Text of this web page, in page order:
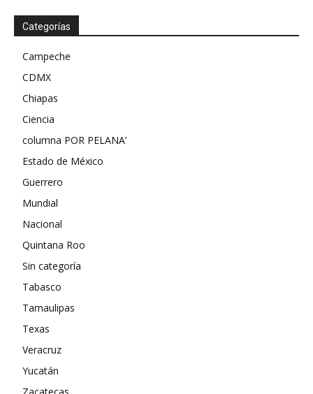
Categorías
Campeche
CDMX
Chiapas
Ciencia
columna POR PELANA’
Estado de México
Guerrero
Mundial
Nacional
Quintana Roo
Sin categoría
Tabasco
Tamaulipas
Texas
Veracruz
Yucatán